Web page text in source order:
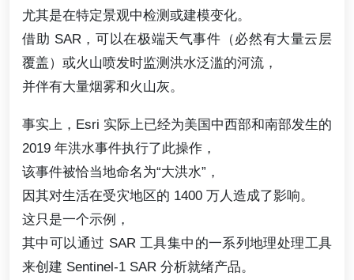
尤其是在特定景观中检测或建模变化。
借助 SAR，可以在极端天气事件（必然有大量云层
覆盖）或火山喷发时监测洪水泛滥的河流，
并伴有大量烟雾和火山灰。
事实上，Esri 实际上已经为美国中西部和南部发生的
2019 年洪水事件执行了此操作，
该事件被恰当地命名为“大洪水”，
因其对生活在受灾地区的 1400 万人造成了影响。
这只是一个示例，
其中可以通过 SAR 工具集中的一系列地理处理工具
来创建 Sentinel-1 SAR 分析就绪产品。